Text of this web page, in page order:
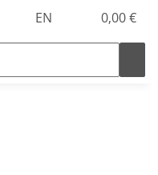
EN 0,00 €